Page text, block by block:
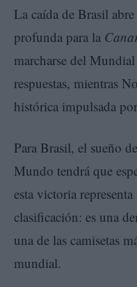
La caída de Brasil
profunda para la
marcharse del
respuestas, mientras
histórica impulsada
Para Brasil, el sueño
Mundo tendrá que
esta victoria
clasificación: es una
una de las camisetas
mundial.